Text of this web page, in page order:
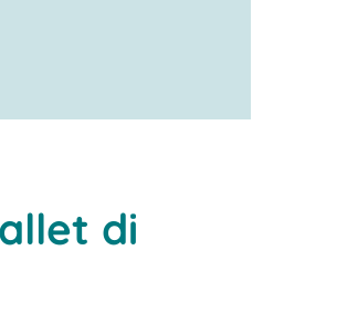
di